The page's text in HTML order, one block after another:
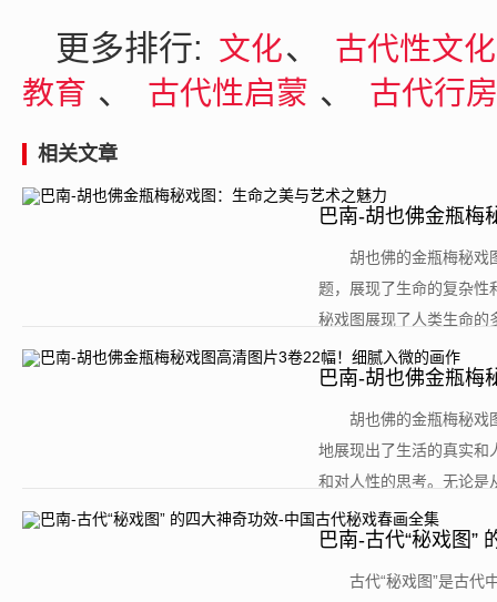
更多排行: 文化、
古代性文
教育 、 古代性启蒙 、 古代行
相关文章
巴南-胡也佛金瓶梅
胡也佛的金瓶梅秘戏
题，展现了生命的复杂性
秘戏图展现了人类生命的
巴南-胡也佛金瓶梅
胡也佛的金瓶梅秘戏
地展现出了生活的真实和
和对人性的思考。无论是
巴南-古代“秘戏图”
古代“秘戏图”是古代